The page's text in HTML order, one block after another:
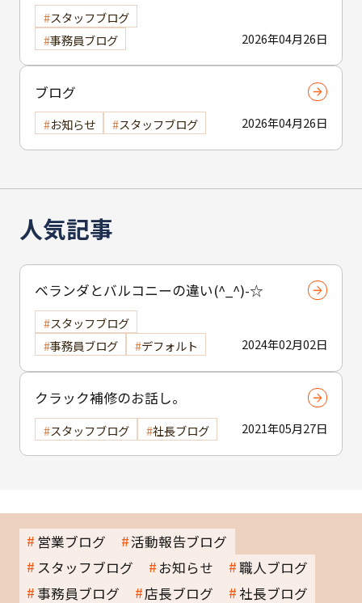
2026年04月26日
スタッフブログ
事務員ブログ
ブログ
2026年04月26日
お知らせ スタッフブログ
人気記事
ベランダとバルコニーの違い(^_^)-☆
2024年02月02日
スタッフブログ
事務員ブログ
デフォルト
クラック補修のお話し。
2021年05月27日
スタッフブログ 社長ブログ
営業ブログ
活動報告ブログ
スタッフブログ
お知らせ
職人ブログ
事務員ブログ
店長ブログ 社長ブログ